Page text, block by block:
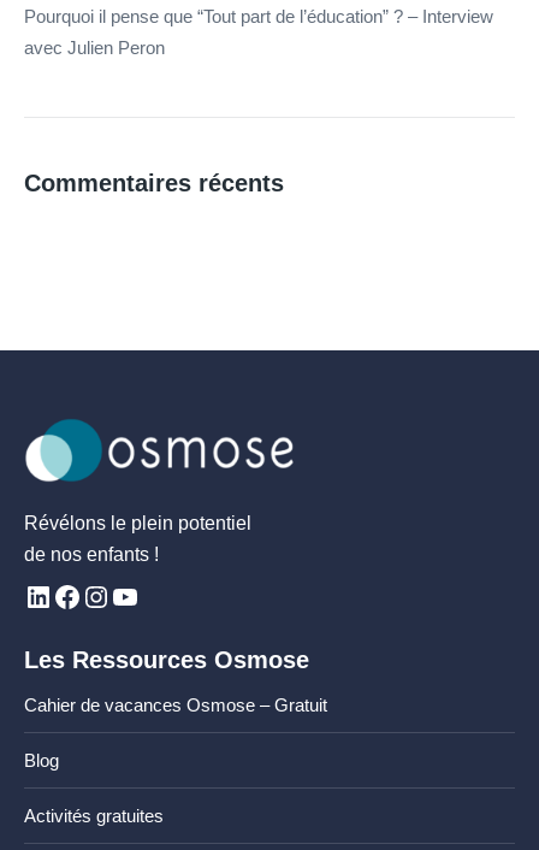
Pourquoi il pense que “Tout part de l’éducation” ? – Interview
avec Julien Peron
Commentaires récents
Révélons le plein potentiel
de nos enfants !
Les Ressources Osmose
Cahier de vacances Osmose – Gratuit
Blog
Activités gratuites